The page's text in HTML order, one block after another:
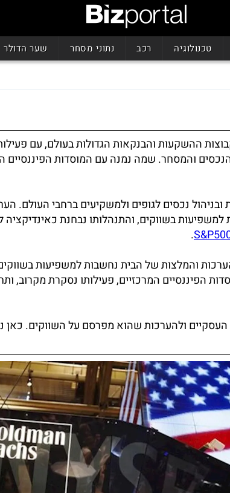
טכנולוגיה רכב נתוני מסחר שער הדולר
ההשקעות והבנקאות הגדולות בעולם, עם
והמסחר. שמה נמנה עם המוסדות הפיננסיים
נכסים לגופים ולמשקיעים ברחבי העולם.
בשווקים, והתנהלותו נבחנת כאינדיקציה
.
והמלצות של הבית נחשבות למשפיעות
הפיננסיים המרכזיים, פעילותו נסקרת מקרוב,
העסקיים ולהערכות שהוא מפרסם על השווקים. כאן